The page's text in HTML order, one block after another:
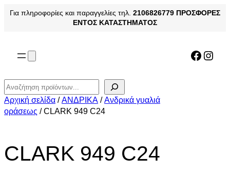
Μετάβαση
Για πληροφορίες και παραγγελίες τηλ. 2106826779 ΠΡΟΣΦΟΡΕΣ
ΕΝΤΟΣ ΚΑΤΑΣΤΗΜΑΤΟΣ
Αναζήτηση
Αρχική σελίδα /ΑΝΔΡΙΚΑ /Ανδρικά γυαλιά
οράσεως / CLARK 949 C24
CLARK 949 C24